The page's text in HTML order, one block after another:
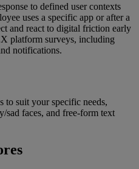
to defined user contexts
uses a specific app or after a
and react to digital friction early
platform surveys, including
notifications.
to suit your specific needs,
sad faces, and free-form text